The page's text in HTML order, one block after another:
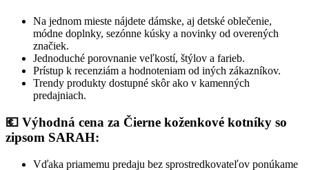
Na jednom mieste nájdete dámske, aj detské oblečenie,
módne doplnky, sezónne kúsky a novinky od overených
značiek.
Jednoduché porovnanie veľkostí, štýlov a farieb.
Prístup k recenziám a hodnoteniam od iných zákazníkov.
Trendy produkty dostupné skôr ako v kamenných
predajniach.
💶 Výhodná cena za Čierne koženkové kotníky so
zipsom SARAH:
Vďaka priamemu predaju bez sprostredkovateľov ponúkame